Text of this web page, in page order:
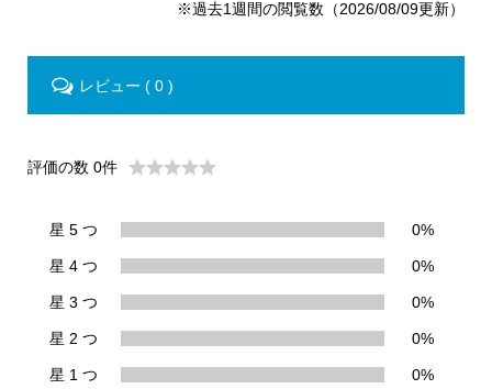
※過去1週間の閲覧数（2026/08/09更新）
レビュー ( 0 )
評価の数 0件
星 5 つ 0%
星 4 つ 0%
星 3 つ 0%
星 2 つ 0%
星 1 つ 0%